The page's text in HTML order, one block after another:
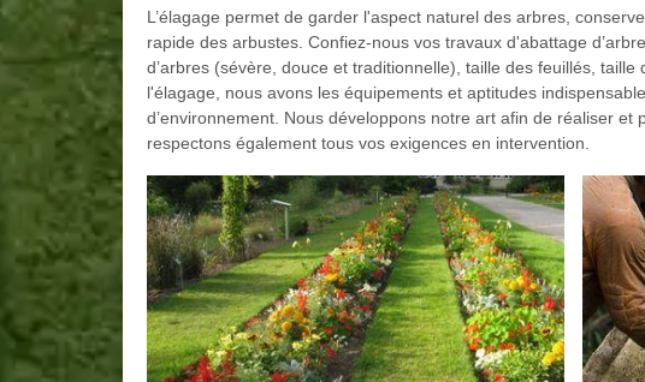
L’élagage permet de garder l'aspect naturel des arbres,
rapide des arbustes. Confiez-nous vos travaux d'abattage
d’arbres (sévère, douce et traditionnelle), taille des feuillés,
l'élagage, nous avons les équipements et aptitudes
d’environnement. Nous développons notre art afin de réaliser
respectons également tous vos exigences en intervention.